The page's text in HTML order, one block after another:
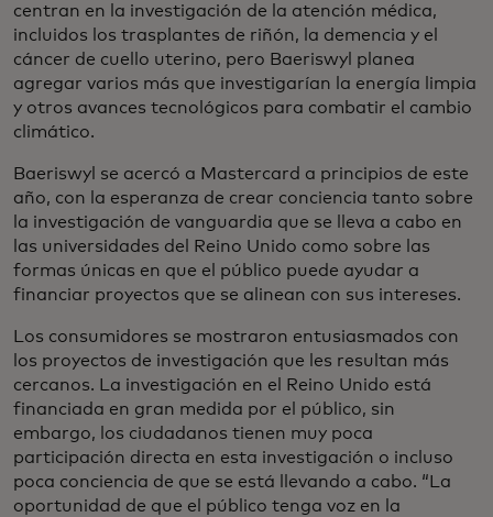
centran en la investigación de la atención médica,
incluidos los trasplantes de riñón, la demencia y el
cáncer de cuello uterino, pero Baeriswyl planea
agregar varios más que investigarían la energía limpia
y otros avances tecnológicos para combatir el cambio
climático.
Baeriswyl se acercó a Mastercard a principios de este
año, con la esperanza de crear conciencia tanto sobre
la investigación de vanguardia que se lleva a cabo en
las universidades del Reino Unido como sobre las
formas únicas en que el público puede ayudar a
financiar proyectos que se alinean con sus intereses.
Los consumidores se mostraron entusiasmados con
los proyectos de investigación que les resultan más
cercanos. La investigación en el Reino Unido está
financiada en gran medida por el público, sin
embargo, los ciudadanos tienen muy poca
participación directa en esta investigación o incluso
poca conciencia de que se está llevando a cabo. “La
oportunidad de que el público tenga voz en la